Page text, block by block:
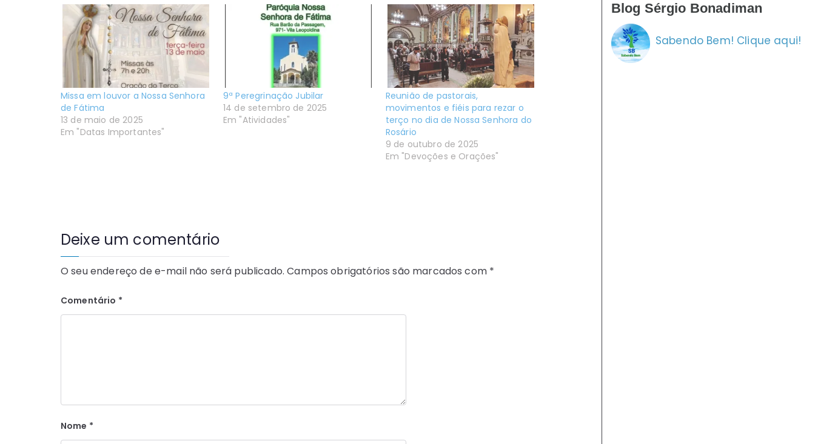
Missa em louvor a Nossa Senhora
de Fátima
13 de maio de 2025
Em "Datas Importantes"
9ª Peregrinação Jubilar
14 de setembro de 2025
Em "Atividades"
Reunião de pastorais,
movimentos e fiéis para rezar o
terço no dia de Nossa Senhora do
Rosário
9 de outubro de 2025
Em "Devoções e Orações"
Deixe um comentário
O seu endereço de e-mail não será publicado. Campos obrigatórios são marcados com *
Comentário *
Nome *
Blog Sérgio Bonadiman
Sabendo Bem! Clique aqui!